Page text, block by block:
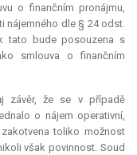
o finančním pronájmu,
nájemného dle § 24 odst.
tato bude posouzena s
smlouva o finančním
závěr, že se v případě
o nájem operativní,
toliko možnost
však povinnost. Soud